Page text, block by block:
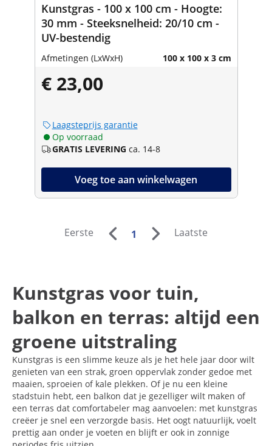
Kunstgras - 100 x 100 cm - Hoogte:
30 mm - Steeksnelheid: 20/10 cm -
UV-bestendig
Afmetingen (LxWxH) 100 x 100 x 3 cm
€ 23,00
Laagsteprijs garantie
Op voorraad
GRATIS LEVERING ca. 14-8
Voeg toe aan winkelwagen
Eerste 1 Laatste
Kunstgras voor tuin,
balkon en terras: altijd een
groene uitstraling
Kunstgras is een slimme keuze als je het hele jaar door wilt
genieten van een strak, groen oppervlak zonder gedoe met
maaien, sproeien of kale plekken. Of je nu een kleine
stadstuin hebt, een balkon dat je gezelliger wilt maken of
een terras dat comfortabeler mag aanvoelen: met kunstgras
creëer je snel een verzorgde basis. Het oogt natuurlijk, voelt
prettig aan onder je voeten en blijft er ook in zonnige